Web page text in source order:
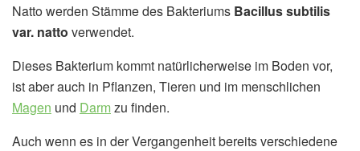
Natto werden Stämme des Bakteriums Bacillus subtilis
var. natto verwendet.
Dieses Bakterium kommt natürlicherweise im Boden vor,
ist aber auch in Pflanzen, Tieren und im menschlichen
Magen und Darmzu finden.
Auch wenn es in der Vergangenheit bereits verschiedene